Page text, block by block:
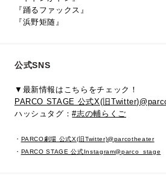
『踊るファックス』
『浜野矩随』
公式SNS
▼最新情報はこちらをチェック！
PARCO STAGE 公式X(旧
ハッシュタグ：#志の輔らくご
・ PARCO劇場 公式X(旧Twitter)@parcotheater
・ PARCO STAGE 公式Instagram@parco_stage